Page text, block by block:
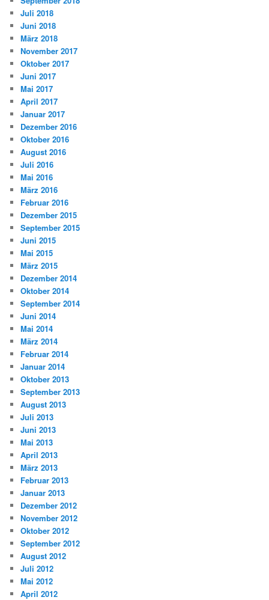
Juli 2018
Juni 2018
März 2018
November 2017
Oktober 2017
Juni 2017
Mai 2017
April 2017
Januar 2017
Dezember 2016
Oktober 2016
August 2016
Juli 2016
Mai 2016
März 2016
Februar 2016
Dezember 2015
September 2015
Juni 2015
Mai 2015
März 2015
Dezember 2014
Oktober 2014
September 2014
Juni 2014
Mai 2014
März 2014
Februar 2014
Januar 2014
Oktober 2013
September 2013
August 2013
Juli 2013
Juni 2013
Mai 2013
April 2013
März 2013
Februar 2013
Januar 2013
Dezember 2012
November 2012
Oktober 2012
September 2012
August 2012
Juli 2012
Mai 2012
April 2012